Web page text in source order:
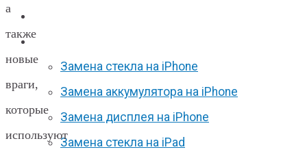
Акции
Замена стекла на iPhone
Замена аккумулятора на iPhone
Замена дисплея на iPhone
Замена стекла на iPad
а
также
новые
враги,
которые
используют